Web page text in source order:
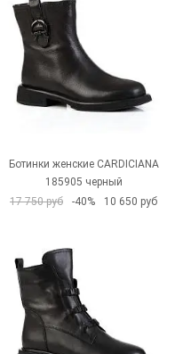
Ботинки женские CARDICIANA
185905 черный
17 750 руб
-40% 10 650 руб